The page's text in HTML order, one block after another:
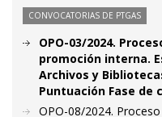
CONVOCATORIAS DE PTGAS
OPO-03/2024.
promoción interna.
Archivos y
Puntuación Fase de
OPO-08/2024.